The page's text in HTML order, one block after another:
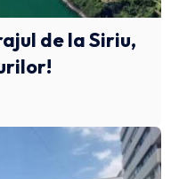
de la Siriu,